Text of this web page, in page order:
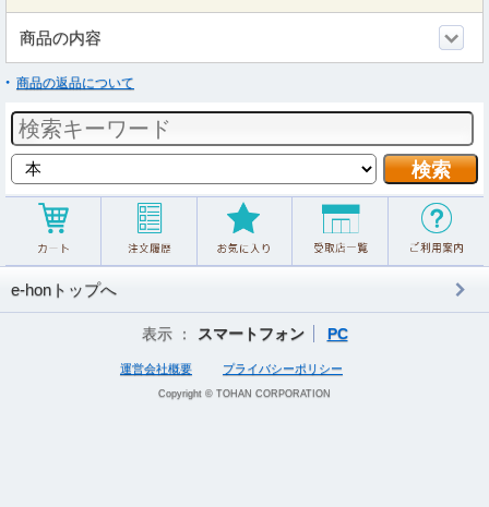
商品の内容
商品の返品について
e-honトップへ
表示 ： スマートフォン PC
運営会社概要 プライバシーポリシー
Copyright © TOHAN CORPORATION